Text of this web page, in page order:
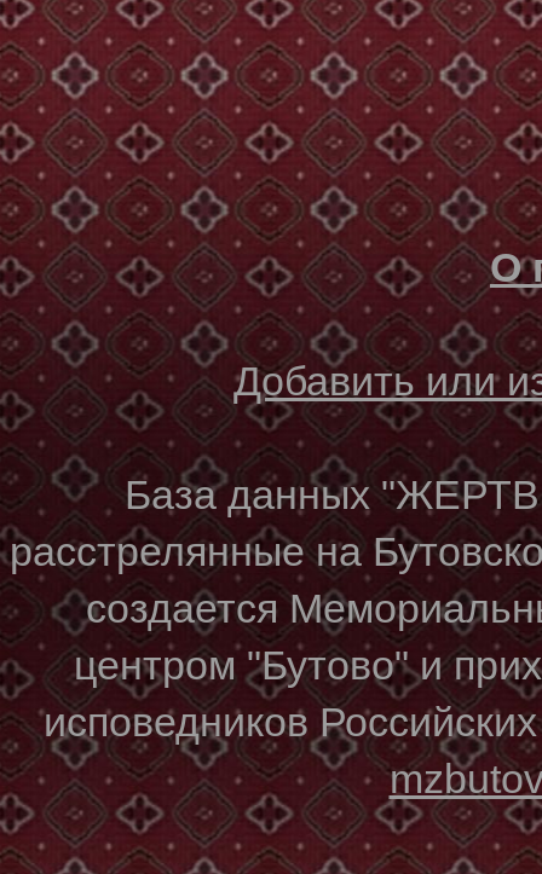
О
Добавить или
База данных
расстрелянные на
создается
центром "Бутово" и
исповедников